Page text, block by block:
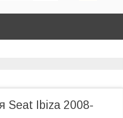
Seat Ibiza 2008-